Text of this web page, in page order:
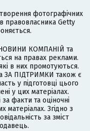
фотографічних
правовласника Getty
НОВИНИ КОМПАНІЙ та
на правах реклами.
в них промотуються.
ЗА ПІДТРИМКИ також є
у підготовці цього
у цих матеріалах.
факти та оціночні
Згідно з
за зміст